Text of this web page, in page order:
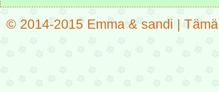
© 2014-2015 Emma & sandi |